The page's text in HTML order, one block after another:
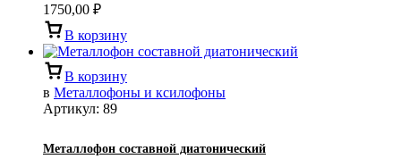
1750,00 ₽
В корзину
В корзину
в Металлофоны и ксилофоны
Артикул: 89
Металлофон составной диатонический